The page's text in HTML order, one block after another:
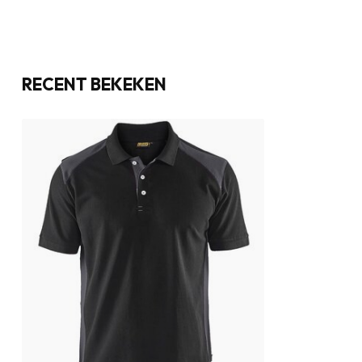
RECENT BEKEKEN